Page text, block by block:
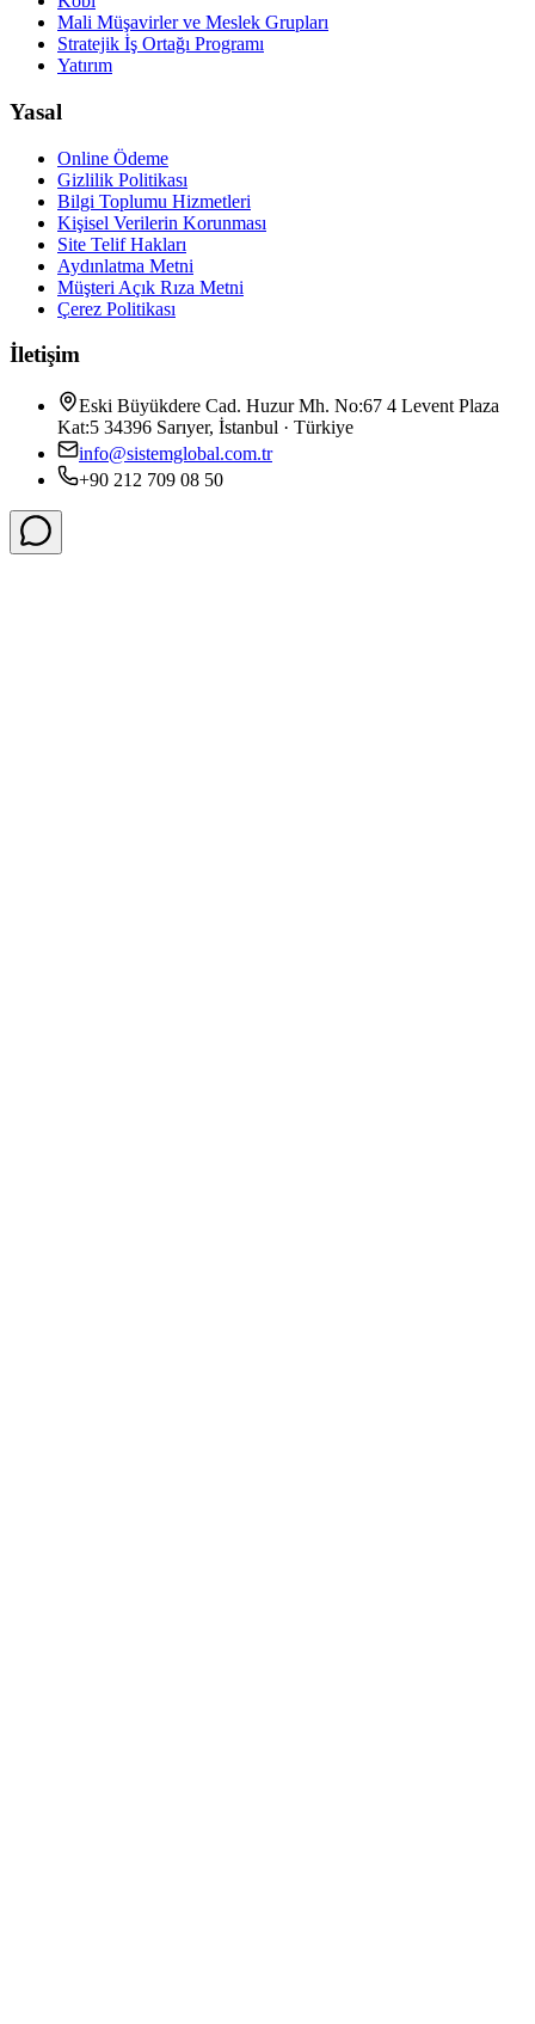
Mali Müşavirler ve Meslek Grupları
Stratejik İş Ortağı Programı
Yatırım
Yasal
Online Ödeme
Gizlilik Politikası
Bilgi Toplumu Hizmetleri
Kişisel Verilerin Korunması
Site Telif Hakları
Aydınlatma Metni
Müşteri Açık Rıza Metni
Çerez Politikası
İletişim
Eski Büyükdere Cad. Huzur Mh. No:67 4 Levent Plaza
Kat:5 34396 Sarıyer, İstanbul · Türkiye
info@sistemglobal.com.tr
+90 212 709 08 50